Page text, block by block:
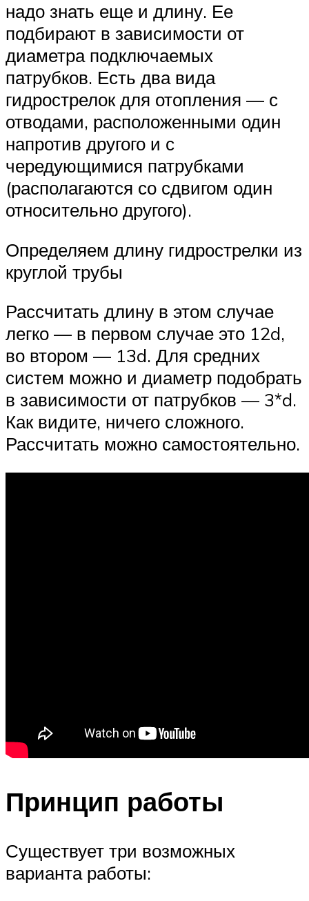
надо знать еще и длину. Ее
подбирают в зависимости от
диаметра подключаемых
патрубков. Есть два вида
гидрострелок для отопления — с
отводами, расположенными один
напротив другого и с
чередующимися патрубками
(располагаются со сдвигом один
относительно другого).
Определяем длину гидрострелки из
круглой трубы
Рассчитать длину в этом случае
легко — в первом случае это 12d,
во втором — 13d. Для средних
систем можно и диаметр подобрать
в зависимости от патрубков — 3*d.
Как видите, ничего сложного.
Рассчитать можно самостоятельно.
Принцип работы
Существует три возможных
варианта работы: